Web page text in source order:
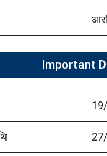
Important